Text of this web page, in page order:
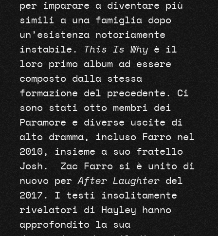
per imparare a diventare più
simili a una famiglia dopo
un’esistenza notoriamente
instabile.
This Is Whyè il
loro primo album ad essere
composto dalla stessa
formazione del precedente. Ci
sono stati otto membri dei
Paramore e diverse uscite di
alto dramma, incluso Farro nel
2010, insieme a suo fratello
Josh.
Zac Farro si è unito di
nuovo perAfter Laughterdel
2017. I testi insolitamente
rivelatori di Hayley hanno
approfondito la sua